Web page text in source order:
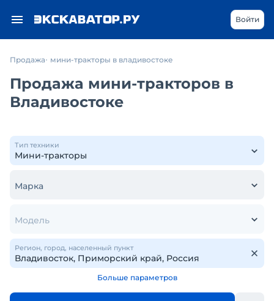
Войти
Продажа мини-тракторы в владивостоке
Продажа мини-тракторов в
Владивостоке
Тип техники
Марка
Модель
Регион, город, населенный пункт
Больше параметров